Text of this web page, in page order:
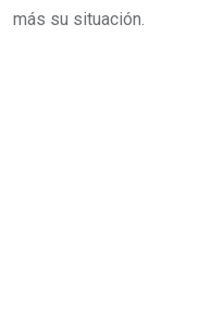
más su situación.